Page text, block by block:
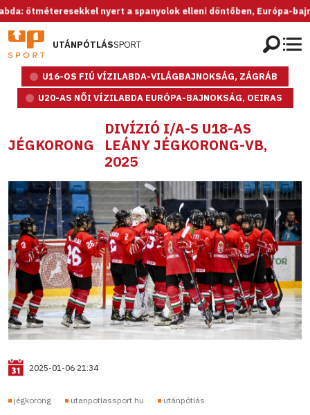
nyert a spanyolok elleni döntőben, Európa-bajnok az
UTÁNPÓTLÁSSPORT
U16-OS FIÚ VÍZILABDA-VILÁGBAJNOKSÁG, ZÁGRÁB
U20-AS NŐI VÍZILABDA EURÓPA-BAJNOKSÁG, OEIRAS
JÉGKORONG
DIVÍZIÓ I/A-S U18-AS
LEÁNY JÉGKORONG-VB,
2025
2025-01-06 21:34
jégkorong utanpotlassport.hu utánpótlás